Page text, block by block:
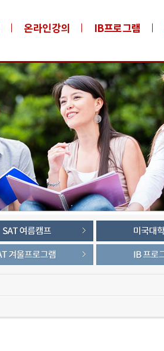
온라인강의 IB프로그램